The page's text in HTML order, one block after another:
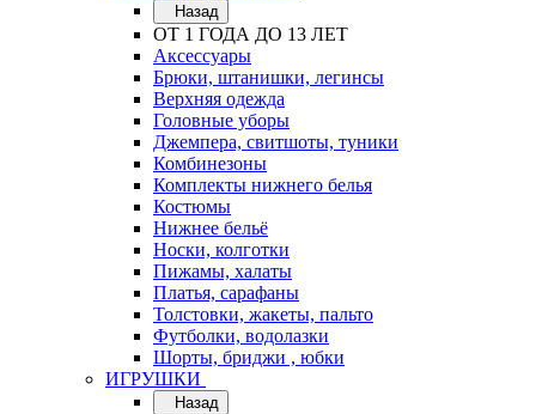
Назад
ОТ 1 ГОДА ДО 13 ЛЕТ
Аксессуары
Брюки, штанишки, легинсы
Верхняя одежда
Головные уборы
Джемпера, свитшоты, туники
Комбинезоны
Комплекты нижнего белья
Костюмы
Нижнее бельё
Носки, колготки
Пижамы, халаты
Платья, сарафаны
Толстовки, жакеты, пальто
Футболки, водолазки
Шорты, бриджи , юбки
ИГРУШКИ
Назад